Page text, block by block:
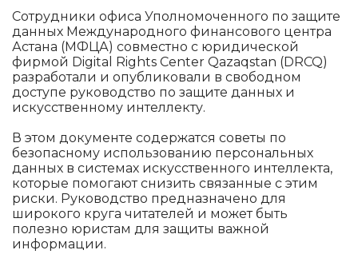
Сотрудники офиса Уполномоченного по защите
данных Международного финансового центра
Астана (МФЦА) совместно с юридической
фирмой Digital Rights Center Qazaqstan (DRCQ)
разработали и опубликовали в свободном
доступе руководство по защите данных и
искусственному интеллекту.
В этом документе содержатся советы по
безопасному использованию персональных
данных в системах искусственного интеллекта,
которые помогают снизить связанные с этим
риски. Руководство предназначено для
широкого круга читателей и может быть
полезно юристам для защиты важной
информации.